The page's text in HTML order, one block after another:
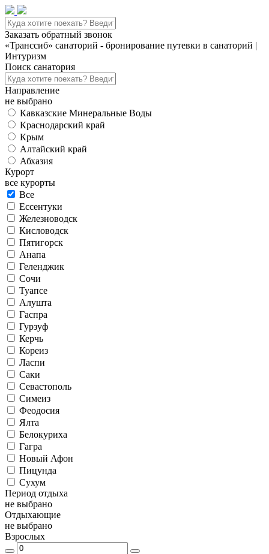
Заказать обратный звонок
«Транссиб» санаторий - бронирование путевки в санаторий |
Интуризм
Поиск санатория
Направление
не выбрано
Кавказские Минеральные Воды
Краснодарский край
Крым
Алтайский край
Абхазия
Курорт
все курорты
Все
Ессентуки
Железноводск
Кисловодск
Пятигорск
Анапа
Геленджик
Сочи
Туапсе
Алушта
Гаспра
Гурзуф
Керчь
Кореиз
Ласпи
Саки
Севастополь
Симеиз
Феодосия
Ялта
Белокуриха
Гагра
Новый Афон
Пицунда
Сухум
Период отдыха
не выбрано
Отдыхающие
не выбрано
Взрослых